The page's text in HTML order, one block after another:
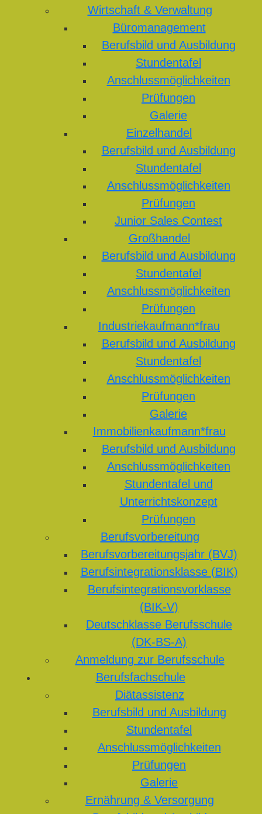
Wirtschaft & Verwaltung
Büromanagement
Berufsbild und Ausbildung
Stundentafel
Anschlussmöglichkeiten
Prüfungen
Galerie
Einzelhandel
Berufsbild und Ausbildung
Stundentafel
Anschlussmöglichkeiten
Prüfungen
Junior Sales Contest
Großhandel
Berufsbild und Ausbildung
Stundentafel
Anschlussmöglichkeiten
Prüfungen
Industriekaufmann*frau
Berufsbild und Ausbildung
Stundentafel
Anschlussmöglichkeiten
Prüfungen
Galerie
Immobilienkaufmann*frau
Berufsbild und Ausbildung
Anschlussmöglichkeiten
Stundentafel und
Unterrichtskonzept
Prüfungen
Berufsvorbereitung
Berufsvorbereitungsjahr (BVJ)
Berufsintegrationsklasse (BIK)
Berufsintegrationsvorklasse
(BIK-V)
Deutschklasse Berufsschule
(DK-BS-A)
Anmeldung zur Berufsschule
Berufsfachschule
Diätassistenz
Berufsbild und Ausbildung
Stundentafel
Anschlussmöglichkeiten
Prüfungen
Galerie
Ernährung & Versorgung